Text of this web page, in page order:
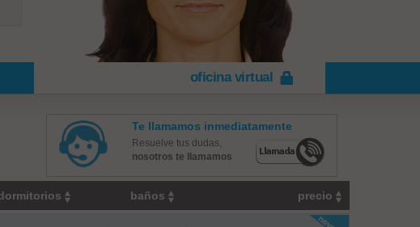
oficina virtual
Te llamamos inmediatamente
Resuelve tus dudas,
nosotros te llamamos
baños precio